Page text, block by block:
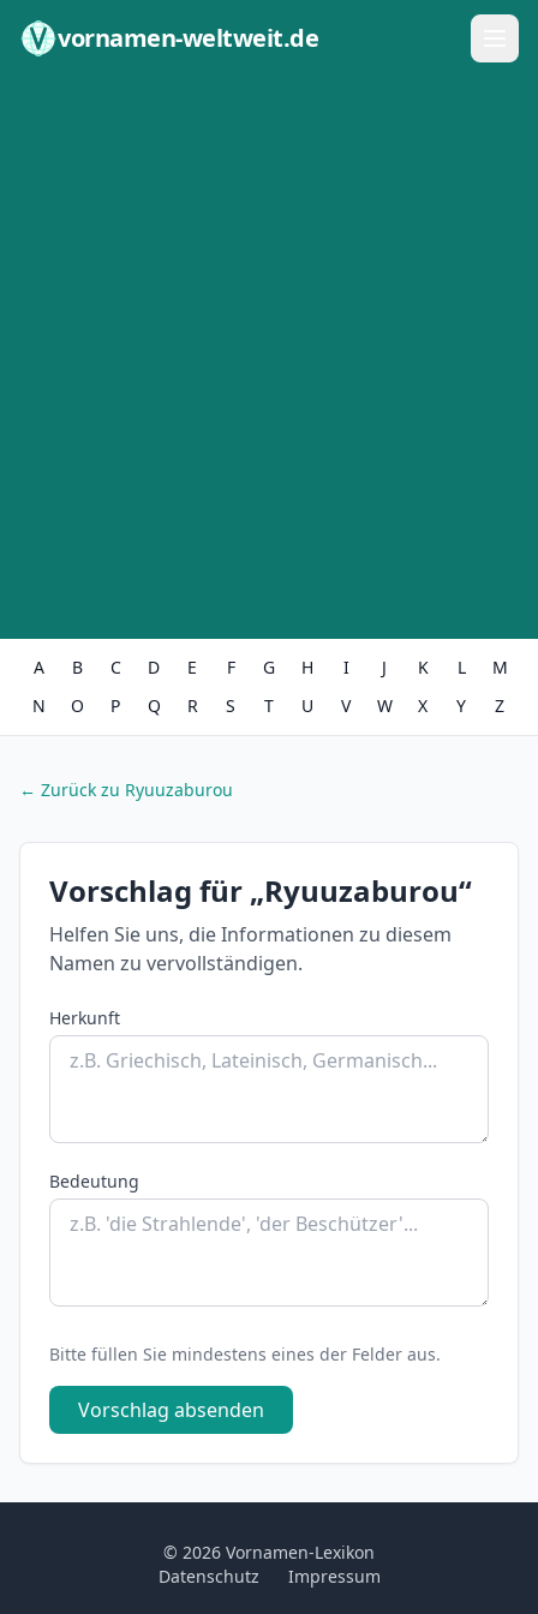
vornamen-weltweit.de
A B C D E F G H I J K L
M
N
O P Q R S T U V W X Y Z
← Zurück zu Ryuuzaburou
Vorschlag für „Ryuuzaburou“
Helfen Sie uns, die Informationen zu diesem
Namen zu vervollständigen.
Herkunft
Bedeutung
Bitte füllen Sie mindestens eines der Felder aus.
Vorschlag absenden
© 2026 Vornamen-Lexikon
Datenschutz
Impressum